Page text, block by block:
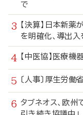
で
【決算】日本新
を明確化、導出入
【中医協】医療
〔人事〕厚生労
タブネオス、欧